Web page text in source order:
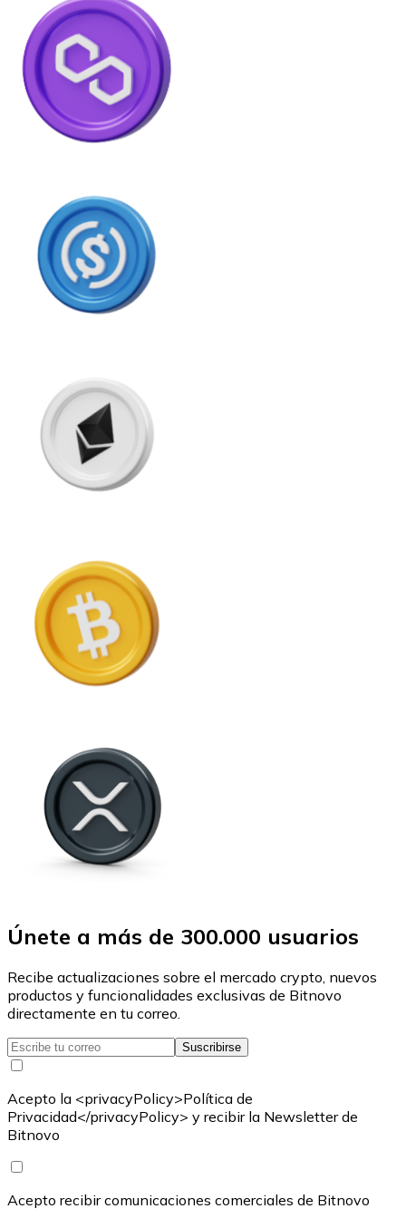
Únete a más de 300.000 usuarios
Recibe actualizaciones sobre el mercado crypto, nuevos
productos y funcionalidades exclusivas de Bitnovo
directamente en tu correo.
Suscribirse
Acepto la <privacyPolicy>Política de
Privacidad</privacyPolicy> y recibir la Newsletter de
Bitnovo
Acepto recibir comunicaciones comerciales de Bitnovo